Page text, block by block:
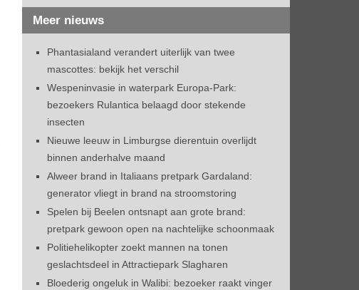
Meer nieuws
Phantasialand verandert uiterlijk van twee
mascottes: bekijk het verschil
Wespeninvasie in waterpark Europa-Park:
bezoekers Rulantica belaagd door stekende
insecten
Nieuwe leeuw in Limburgse dierentuin overlijdt
binnen anderhalve maand
Alweer brand in Italiaans pretpark Gardaland:
generator vliegt in brand na stroomstoring
Spelen bij Beelen ontsnapt aan grote brand:
pretpark gewoon open na nachtelijke schoonmaak
Politiehelikopter zoekt mannen na tonen
geslachtsdeel in Attractiepark Slagharen
Bloederig ongeluk in Walibi: bezoeker raakt vinger